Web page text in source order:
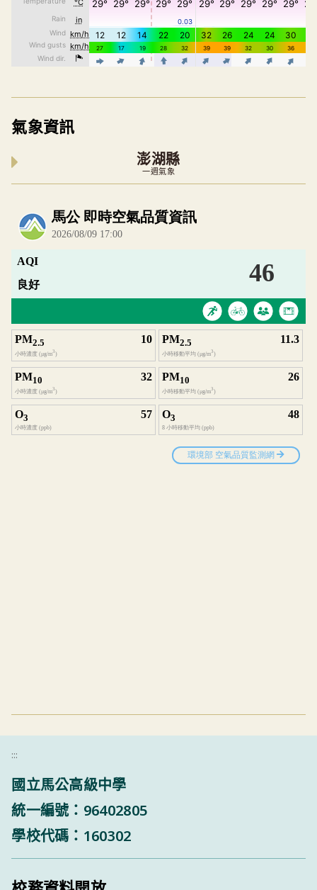
氣象資訊
澎湖縣
一週氣象
內嵌空氣品質小工具為視覺預覽，完整即時空
:::
國立馬公高級中學
統一編號：96402805
學校代碼：160302